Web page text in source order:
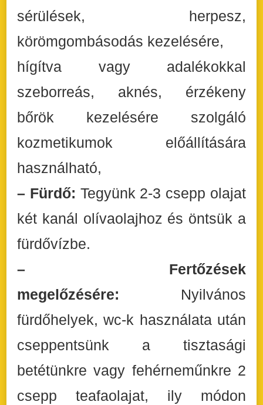
sérülések, herpesz,
körömgombásodás kezelésére,
hígítva vagy adalékokkal
szeborreás, aknés, érzékeny
bőrök kezelésére szolgáló
kozmetikumok előállítására
használható,
– Fürdő: Tegyünk 2-3 csepp olajat
két kanál olívaolajhoz és öntsük a
fürdővízbe.
– Fertőzések
megelőzésére: Nyilvános
fürdőhelyek, wc-k használata után
cseppentsünk a tisztasági
betétünkre vagy fehérneműnkre 2
csepp teafaolajat, ily módon